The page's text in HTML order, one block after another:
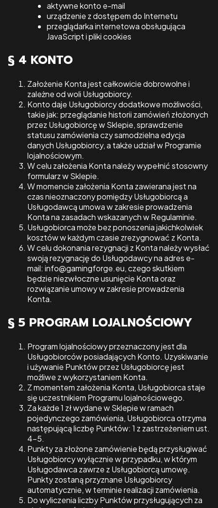
aktywne konto e-mail
urządzenie z dostępem do Internetu
przeglądarka internetowa obsługująca
JavaScript i pliki cookies
§ 4 KONTO
Założenie Konta jest całkowicie dobrowolne i
zależne od woli Usługobiorcy.
Konto daje Usługobiorcy dodatkowe możliwości,
takie jak: przeglądanie historii zamówień złożonych
przez Usługobiorcę w Sklepie, sprawdzenie
statusu zamówienia czy samodzielna edycja
danych Usługobiorcy, a także udział w Programie
lojalnościowym.
W celu założenia Konta należy wypełnić stosowny
formularz w Sklepie.
W momencie założenia Konta zawierana jest na
czas nieoznaczony pomiędzy Usługobiorcą a
Usługodawcą umowa w zakresie prowadzenia
Konta na zasadach wskazanych w Regulaminie.
Usługobiorca może bez ponoszenia jakichkolwiek
kosztów w każdym czasie zrezygnować z Konta.
W celu dokonania rezygnacji z Konta należy wysłać
swoją rezygnację do Usługodawcy na adres e-
mail: info@gamingforge.eu, czego skutkiem
będzie niezwłoczne usunięcie Konta oraz
rozwiązanie umowy w zakresie prowadzenia
Konta.
§ 5 PROGRAM LOJALNOŚCIOWY
Program lojalnościowy przeznaczony jest dla
Usługobiorców posiadających Konto. Uzyskiwanie
i używanie Punktów przez Usługobiorcę jest
możliwe z wykorzystaniem Konta.
Z momentem założenia Konta, Usługobiorca staje
się uczestnikiem Programu lojalnościowego.
Za każde 1 zł wydane w Sklepie w ramach
pojedynczego zamówienia, Usługobiorca otrzyma
następującą liczbę Punktów: 1 z zastrzeżeniem ust.
4-5.
Punkty za złożone zamówienie będą przysługiwać
Usługobiorcy wyłącznie w przypadku, w którym
Usługodawca zawrze z Usługobiorcą umowę.
Punkty zostaną przyznane Usługobiorcy
automatycznie, w terminie realizacji zamówienia.
Do wyliczenia liczby Punktów przysługujących za